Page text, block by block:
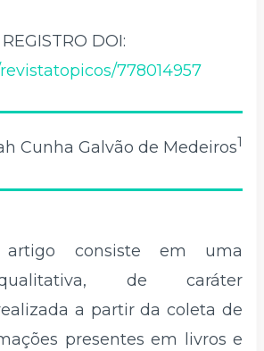
REGISTRO DOI:
778014957
Cunha Galvão de Medeiros1
consiste em uma
de caráter
a partir da coleta de
presentes em livros e